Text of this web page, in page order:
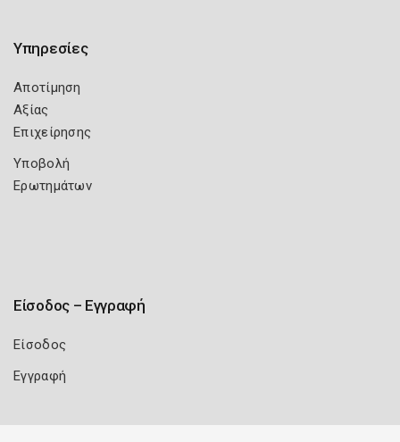
Υπηρεσίες
Αποτίμηση
Αξίας
Επιχείρησης
Υποβολή
Ερωτημάτων
Είσοδος – Εγγραφή
Είσοδος
Εγγραφή